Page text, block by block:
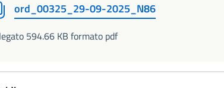
ord_00325_29-09-2025_N86
594.66 KB formato pdf